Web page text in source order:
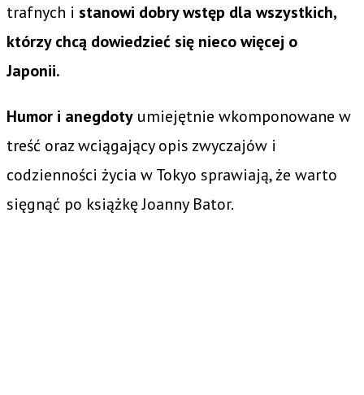
trafnych i stanowi dobry wstęp dla wszystkich,
którzy chcą dowiedzieć się nieco więcej o
Japonii.
Humor i anegdoty umiejętnie wkomponowane w
treść oraz wciągający opis zwyczajów i
codzienności życia w Tokyo sprawiają, że warto
sięgnąć po książkę Joanny Bator.